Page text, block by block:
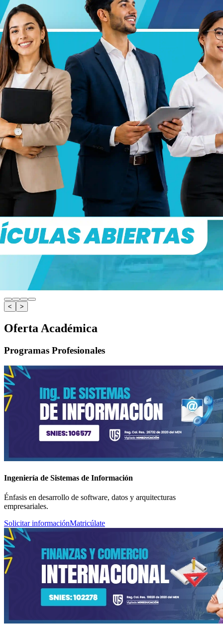
< >
Oferta Académica
Programas Profesionales
Ingeniería de Sistemas de Información
Énfasis en desarrollo de software, datos y arquitecturas
empresariales.
Solicitar informaciónMatricúlate